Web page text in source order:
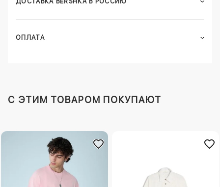
ОПЛАТА
C ЭТИМ ТОВАРОМ ПОКУПАЮТ